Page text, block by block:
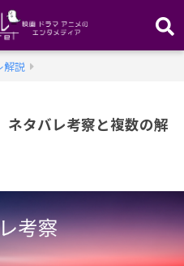
解説
ネタバレ考察と複数の解